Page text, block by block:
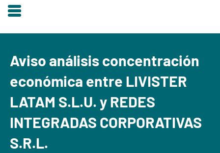
Aviso análisis concentración
económica entre LIVISTER
LATAM S.L.U. y REDES
INTEGRADAS CORPORATIVAS
S.R.L.